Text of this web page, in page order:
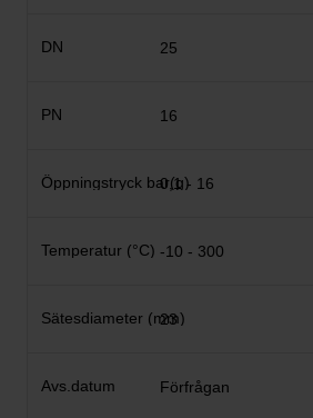
25
16
0,1 - 16
-10 - 300
23
Förfrågan